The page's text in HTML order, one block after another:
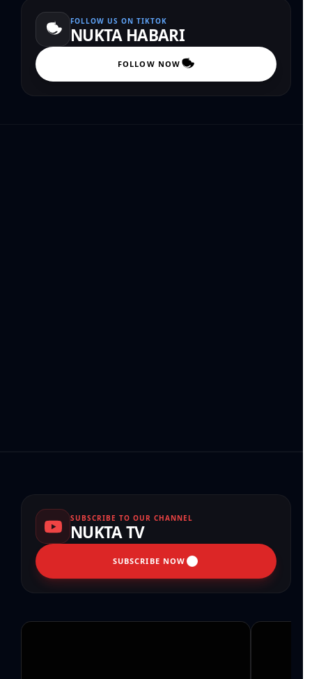
FOLLOW US ON TIKTOK
NUKTA HABARI
FOLLOW NOW
SUBSCRIBE TO OUR CHANNEL
NUKTA TV
SUBSCRIBE NOW